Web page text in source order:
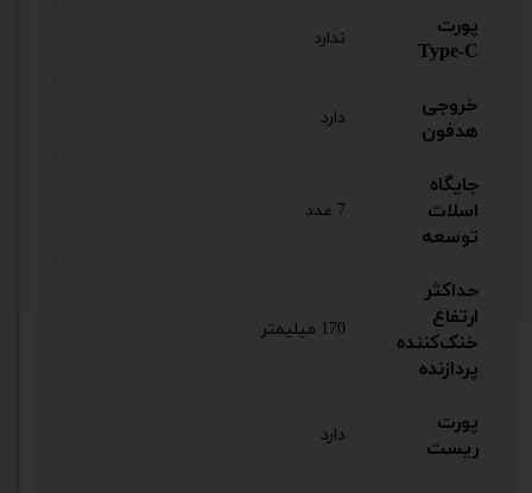
پورت
Type-C
ندارد
خروجی
هدفون
دارد
جایگاه
اسلات
توسعه
7 عدد
حداکثر
ارتفاع
خنک‌کننده
پردازنده
170 میلیمتر
پورت
ریست
دارد